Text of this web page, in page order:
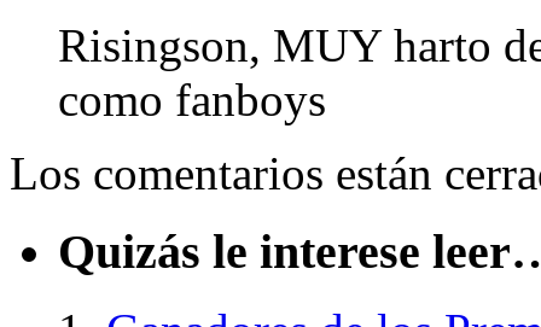
Risingson, MUY harto
como fanboys
Los comentarios están
Quizás le interese